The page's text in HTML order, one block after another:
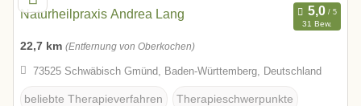
Naturheilpraxis Andrea Lang
31 Bew.
22,7 km (Entfernung von Oberkochen)
73525 Schwäbisch Gmünd, Baden-Württemberg, Deutschland
beliebte Therapieverfahren Therapieschwerpunkte